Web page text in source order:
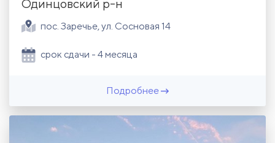
Одинцовский р-н
пос. Заречье, ул. Сосновая 14
срок сдачи - 4 месяца
Подробнее